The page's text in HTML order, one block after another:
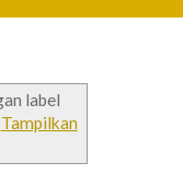
label
Tampilkan